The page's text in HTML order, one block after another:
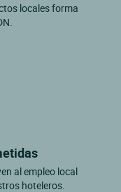
locales forma
al empleo local
hoteleros.